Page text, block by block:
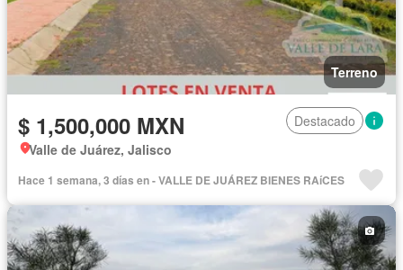
Terreno
$ 1,500,000 MXN
Destacado
Valle de Juárez, Jalisco
Hace 1 semana, 3 días en - VALLE DE JUÁREZ BIENES RAíCES